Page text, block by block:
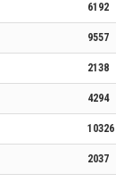
6192
9557
2138
4294
10326
2037